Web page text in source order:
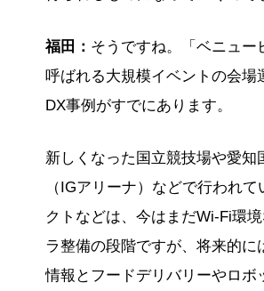
福田： そうですね。「ベニュー
呼ばれる大規模イベントの会場
DX事例がすでにあります。
新しくなった国立競技場や愛知
（IGアリーナ）などで行われて
クトなどは、今はまだWi-Fi環
ラ整備の段階ですが、将来的に
情報とフードデリバリーやロボ